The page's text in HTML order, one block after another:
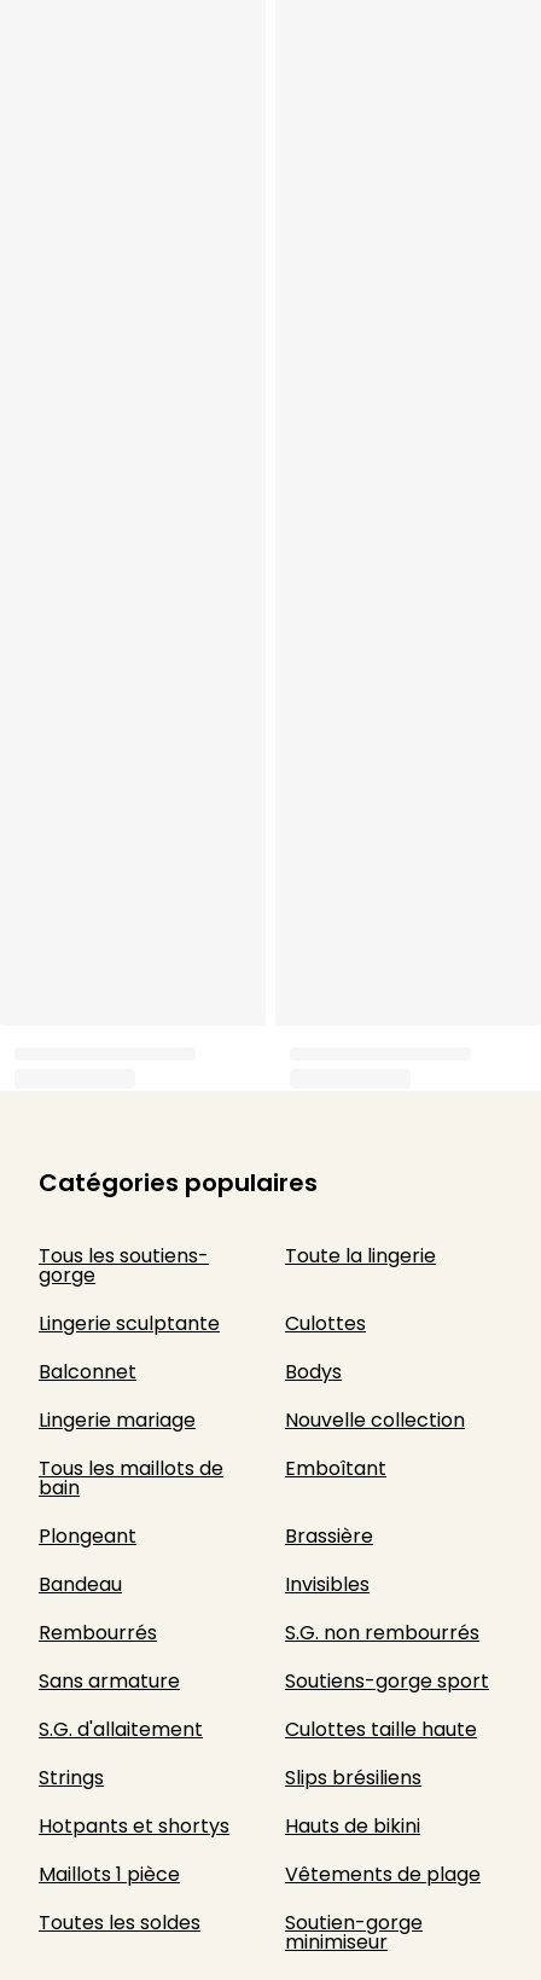
Catégories populaires
Tous les soutiens-
gorge
Toute la lingerie
Lingerie sculptante
Culottes
Balconnet
Bodys
Lingerie mariage
Nouvelle collection
Tous les maillots de
bain
Emboîtant
Plongeant
Brassière
Bandeau
Invisibles
Rembourrés
S.G. non rembourrés
Sans armature
Soutiens-gorge sport
S.G. d'allaitement
Culottes taille haute
Strings
Slips brésiliens
Hotpants et shortys
Hauts de bikini
Maillots 1 pièce
Vêtements de plage
Toutes les soldes
Soutien-gorge
minimiseur